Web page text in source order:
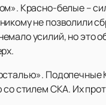
Красно-белые –
не позволили
усилий, но
стилем СКА. Их